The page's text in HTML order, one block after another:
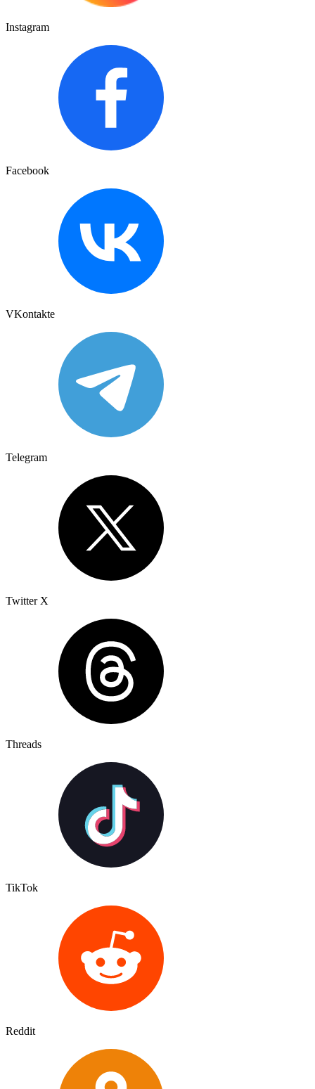
Instagram
Facebook
VKontakte
Telegram
Twitter X
Threads
TikTok
Reddit